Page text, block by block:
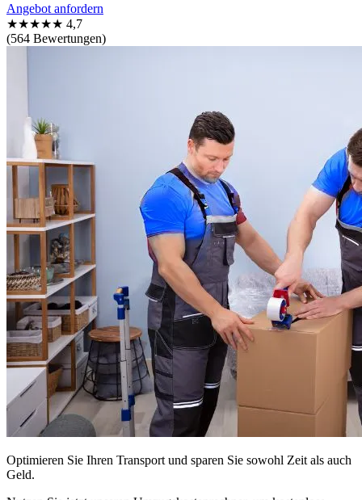
Angebot anfordern
★★★★★ 4,7
(564 Bewertungen)
Optimieren Sie Ihren Transport und sparen Sie sowohl Zeit als auch
Geld.